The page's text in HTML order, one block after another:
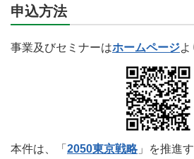
申込方法
事業及びセミナーはホームページ
本件は、「 2050東京戦略」を推進